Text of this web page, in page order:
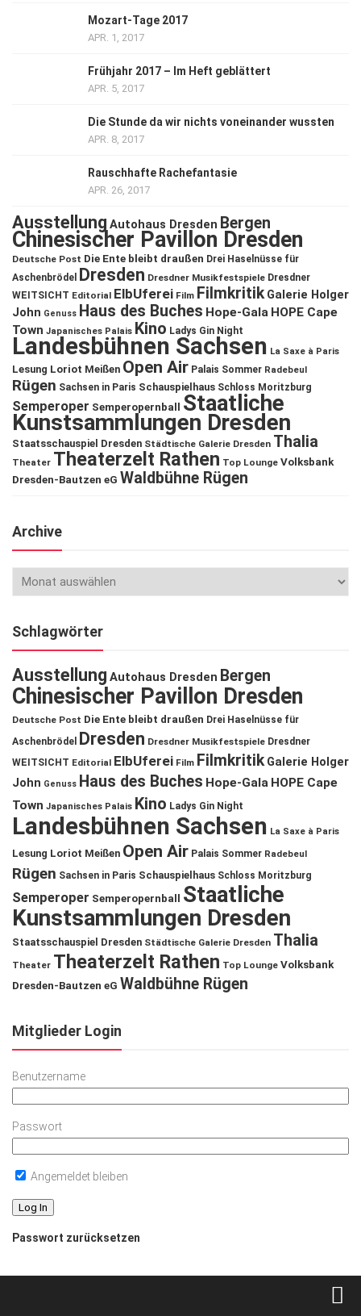
Mozart-Tage 2017
APR. 1, 2017
Frühjahr 2017 – Im Heft geblättert
APR. 5, 2017
Die Stunde da wir nichts voneinander wussten
APR. 8, 2017
Rauschhafte Rachefantasie
APR. 26, 2017
Ausstellung Autohaus Dresden Bergen
Chinesischer Pavillon Dresden
Deutsche Post Die Ente bleibt draußen Drei Haselnüsse für
Aschenbrödel
Dresden Dresdner Musikfestspiele Dresdner
WEITSICHT Editorial ElbUferei Film Filmkritik Galerie Holger
John Genuss Haus des Buches Hope-Gala HOPE Cape
Town Japanisches Palais Kino Ladys Gin Night
Landesbühnen Sachsen La Saxe à Paris
Lesung Loriot Meißen Open Air Palais Sommer Radebeul
Rügen Sachsen in Paris Schauspielhaus Schloss Moritzburg
Semperoper Semperopernball Staatliche
Kunstsammlungen Dresden
Staatsschauspiel Dresden Städtische Galerie Dresden Thalia
Theater Theaterzelt Rathen Top Lounge Volksbank
Dresden-Bautzen eG Waldbühne Rügen
Archive
Schlagwörter
Ausstellung Autohaus Dresden Bergen
Chinesischer Pavillon Dresden
Deutsche Post Die Ente bleibt draußen Drei Haselnüsse für
Aschenbrödel
Dresden Dresdner Musikfestspiele Dresdner
WEITSICHT Editorial ElbUferei Film Filmkritik Galerie Holger
John Genuss Haus des Buches Hope-Gala HOPE Cape
Town Japanisches Palais Kino Ladys Gin Night
Landesbühnen Sachsen La Saxe à Paris
Lesung Loriot Meißen Open Air Palais Sommer Radebeul
Rügen Sachsen in Paris Schauspielhaus Schloss Moritzburg
Semperoper Semperopernball
Staatliche
Kunstsammlungen Dresden
Staatsschauspiel Dresden Städtische Galerie Dresden Thalia
Theater Theaterzelt Rathen Top Lounge Volksbank
Dresden-Bautzen eG Waldbühne Rügen
Mitglieder Login
Benutzername
Passwort
Angemeldet bleiben
Passwort zurücksetzen